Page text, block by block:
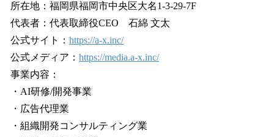
所在地：福岡県福岡市中央区大名1-3-29-7F
代表者：代表取締役CEO 石綿 文太
公式サイト： https://a-x.inc/
公式メディア： https://media.a-x.inc/
事業内容：
・AI研修/開発事業
・広告代理業
・組織開発コンサルティング業